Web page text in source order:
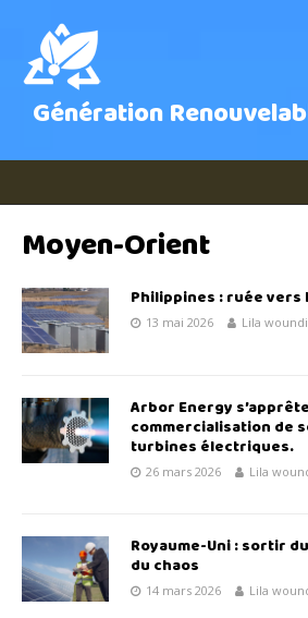
Génération
Moyen-Orient
Philippines : ruée vers
13 mai 2026 Lila
Arbor Energy
commercialisation de
turbines électriques.
26 mars 2026 Lila
Royaume-Uni : sortir
du chaos
14 mars 2026 Lila